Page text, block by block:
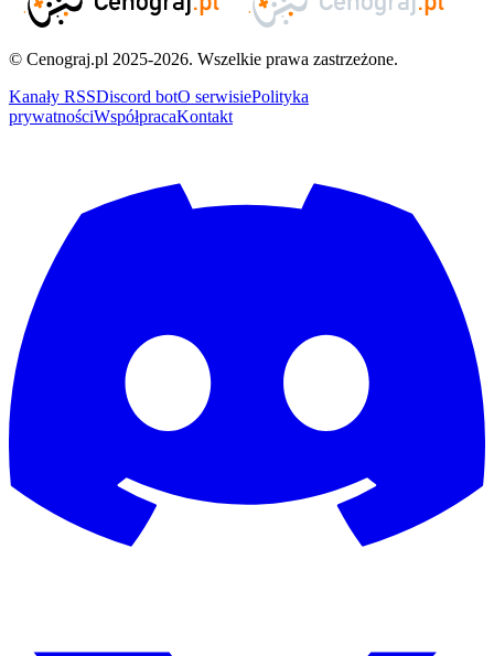
© Cenograj.pl 2025-2026. Wszelkie prawa zastrzeżone.
Kanały RSSDiscord botO serwisiePolityka
prywatnościWspółpracaKontakt